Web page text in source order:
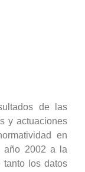
de las
y actuaciones
en
año 2002 a la
tanto los datos